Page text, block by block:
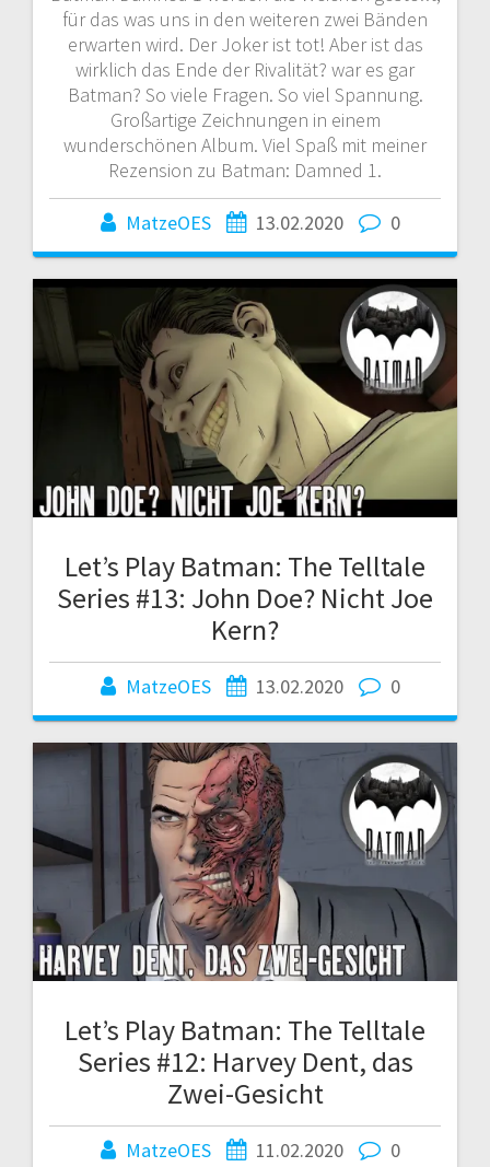
für das was uns in den weiteren zwei Bänden
erwarten wird. Der Joker ist tot! Aber ist das
wirklich das Ende der Rivalität? war es gar
Batman? So viele Fragen. So viel Spannung.
Großartige Zeichnungen in einem
wunderschönen Album. Viel Spaß mit meiner
Rezension zu Batman: Damned 1.
MatzeOES 13.02.2020 0
Let’s Play Batman: The Telltale
Series #13: John Doe? Nicht Joe
Kern?
MatzeOES 13.02.2020 0
Let’s Play Batman: The Telltale
Series #12: Harvey Dent, das
Zwei-Gesicht
MatzeOES 11.02.2020 0